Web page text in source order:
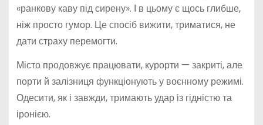
«ранкову каву під сирену». І в цьому є щось глибше,
ніж просто гумор. Це спосіб вижити, триматися, не
дати страху перемогти.
Місто продовжує працювати, курорти — закриті, але
порти й залізниця функціонують у воєнному режимі.
Одесити, як і завжди, тримають удар із гідністю та
іронією.